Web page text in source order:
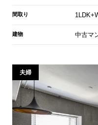
間取り
建物 中古マ
夫婦